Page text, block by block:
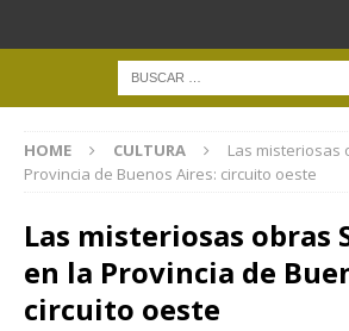
HOME CULTURA
Las misteriosas
Provincia de Buenos Aires: circuito oeste
Las misteriosas obras
en la Provincia de
circuito oeste